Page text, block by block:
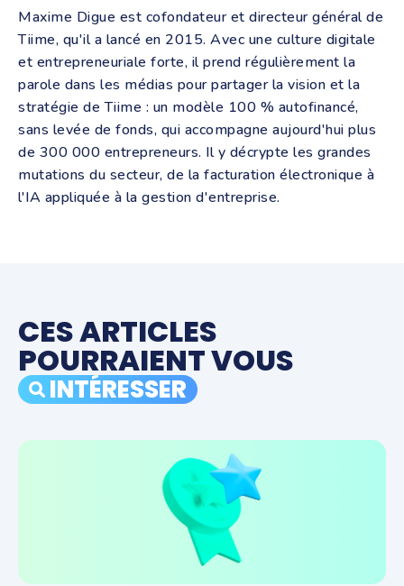
Maxime Digue est cofondateur et directeur général de
Tiime, qu'il a lancé en 2015. Avec une culture digitale
et entrepreneuriale forte, il prend régulièrement la
parole dans les médias pour partager la vision et la
stratégie de Tiime : un modèle 100 % autofinancé,
sans levée de fonds, qui accompagne aujourd'hui plus
de 300 000 entrepreneurs. Il y décrypte les grandes
mutations du secteur, de la facturation électronique à
l'IA appliquée à la gestion d'entreprise.
CES ARTICLES
POURRAIENT VOUS
INTÉRESSER